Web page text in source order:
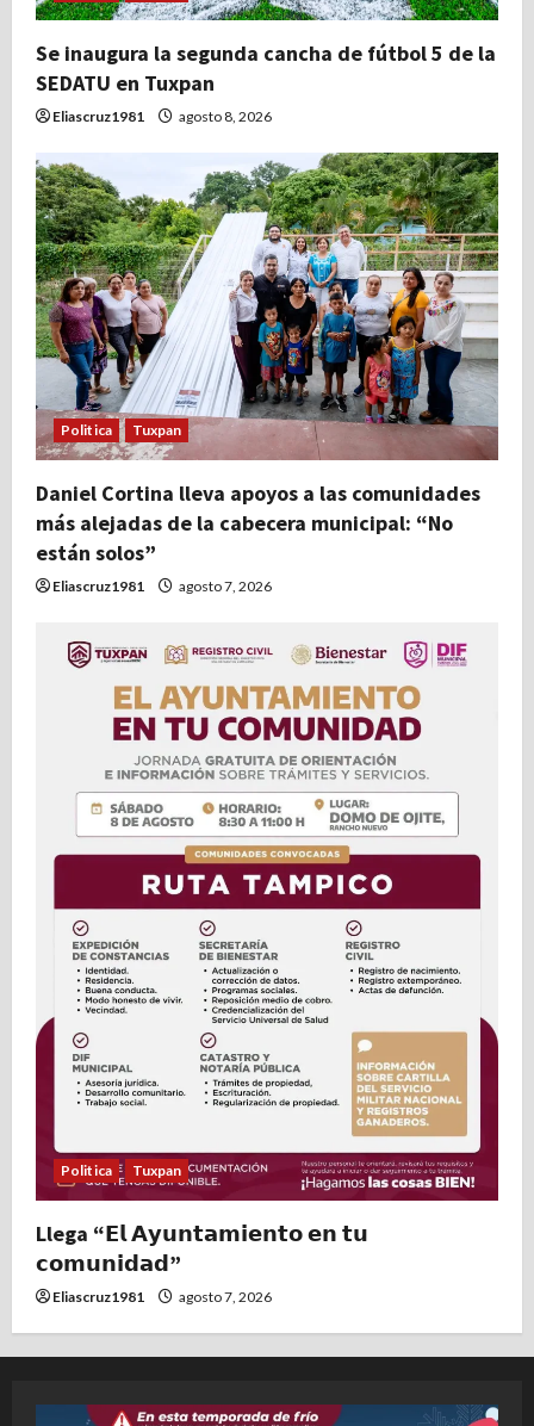
Se inaugura la segunda cancha de fútbol 5 de la
SEDATU en Tuxpan
Eliascruz1981 agosto 8, 2026
Politica Tuxpan
Daniel Cortina lleva apoyos a las comunidades
más alejadas de la cabecera municipal: “No
están solos”
Eliascruz1981 agosto 7, 2026
Politica Tuxpan
Llega “𝗘𝗹 𝗔𝘆𝘂𝗻𝘁𝗮𝗺𝗶𝗲𝗻𝘁𝗼 𝗲𝗻 𝘁𝘂
𝗰𝗼𝗺𝘂𝗻𝗶𝗱𝗮𝗱”
Eliascruz1981 agosto 7, 2026